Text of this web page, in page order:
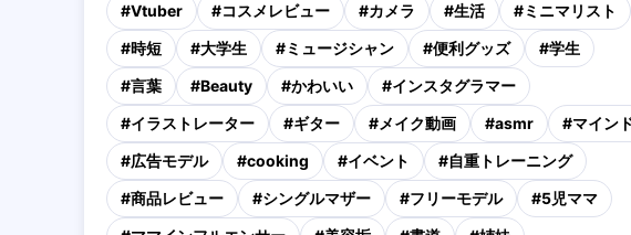
#Vtuber #コスメレビュー #カメラ #生活 #ミニマリスト
#時短 #大学生 #ミュージシャン #便利グッズ #学生
#言葉 #Beauty #かわいい #インスタグラマー
#イラストレーター #ギター #メイク動画 #asmr #マイン
#広告モデル #cooking #イベント #自重トレーニング
#商品レビュー #シングルマザー #フリーモデル #5児ママ